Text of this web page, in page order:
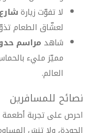
لا تفوّت زيارة
لعشّاق الطعام
شاهد مراسم
مميّز مليء
العالم.
نصائح للمسافرين
احرص على تجربة أطعمة